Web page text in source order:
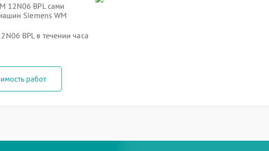
12N06 BPL сами
Siemens WM
BPL в течении часа
работ